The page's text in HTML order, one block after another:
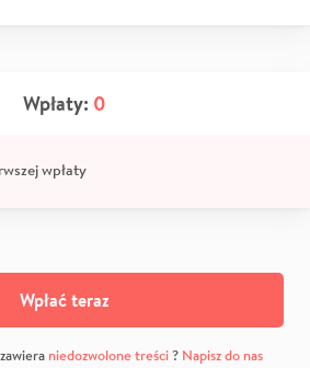
Wpłaty: 0
wpłaty
Wpłać teraz
niedozwolone treści? Napisz do nas